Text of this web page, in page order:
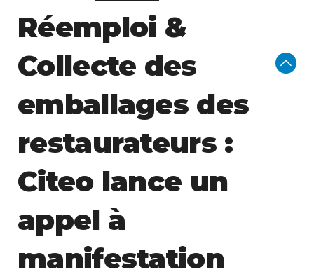
Réemploi &
Collecte des
emballages des
restaurateurs :
Citeo lance un
appel à
manifestation